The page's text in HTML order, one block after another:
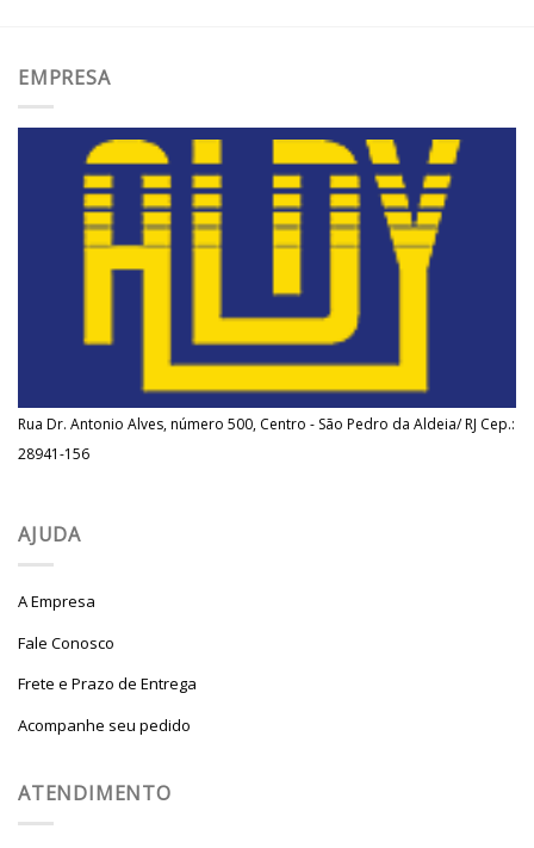
EMPRESA
Rua Dr. Antonio Alves, número 500, Centro - São Pedro da Aldeia/ RJ Cep.:
28941-156
AJUDA
A Empresa
Fale Conosco
Frete e Prazo de Entrega
Acompanhe seu pedido
ATENDIMENTO